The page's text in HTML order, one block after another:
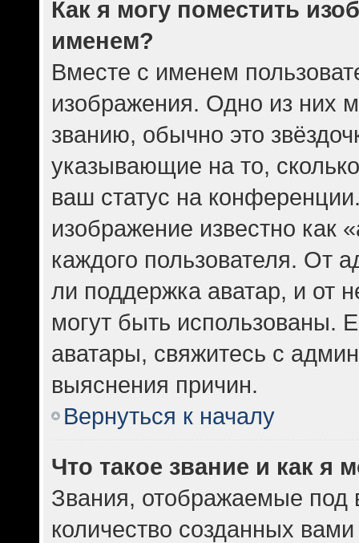
Как я могу поместить
именем?
Вместе с именем
изображения. Одно из них
званию, обычно это
указывающие на то,
ваш статус на
изображение известно как
каждого пользователя. От
ли поддержка аватар, и от
могут быть использованы.
аватары, свяжитесь с
выяснения причин.
Вернуться к началу
Что такое звание и как я
Звания, отображаемые
количество созданных